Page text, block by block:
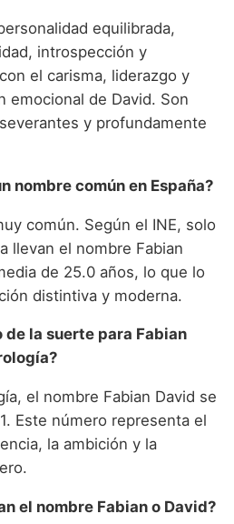
equilibrada,
introspección y
el carisma, liderazgo y
emocional de David. Son
y profundamente
nombre común en España?
común. Según el INE, solo
llevan el nombre Fabian
de 25.0 años, lo que lo
distintiva y moderna.
de la suerte para Fabian
el nombre Fabian David se
Este número representa el
la ambición y la
el nombre Fabian o David?